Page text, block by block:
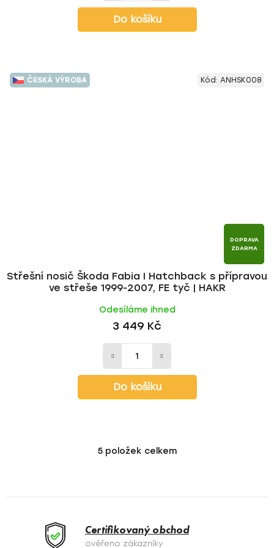
Do košíku
ČESKÁ VÝROBA
DOPRAVA
ZDARMA
Střešní nosič Škoda Fabia I Hatchback s přípravou
ve střeše 1999-2007, FE tyč | HAKR
Odesíláme ihned
3 449 Kč
Do košíku
Kód: ANHSK008
O
á
c
5položek celkem
Certifikovaný obchod
ověřeno zákazníky